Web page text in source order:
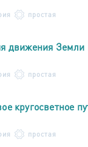
простая
движения Земли
простая
кругосветное
простая